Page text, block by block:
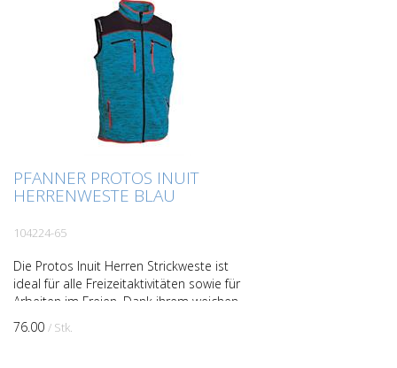
PFANNER PROTOS INUIT
HERRENWESTE BLAU
104224-65
Die Protos Inuit Herren Strickweste ist
ideal für alle Freizeitaktivitäten sowie für
Arbeiten im Freien. Dank ihrem weichen
aufgeplüschtem Obermaterial ist Sie für
kälter...
76.00 / Stk.